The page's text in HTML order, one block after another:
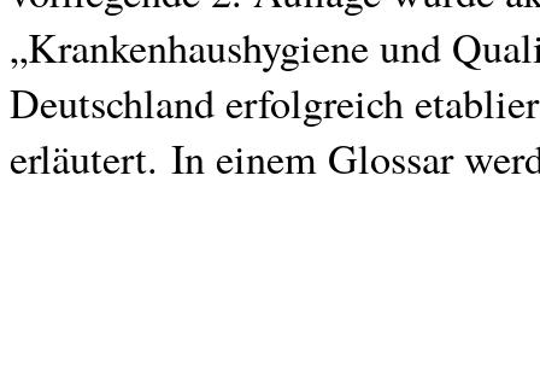
„Krankenhaushygiene und
Deutschland erfolgreich
erläutert. In einem Glossar